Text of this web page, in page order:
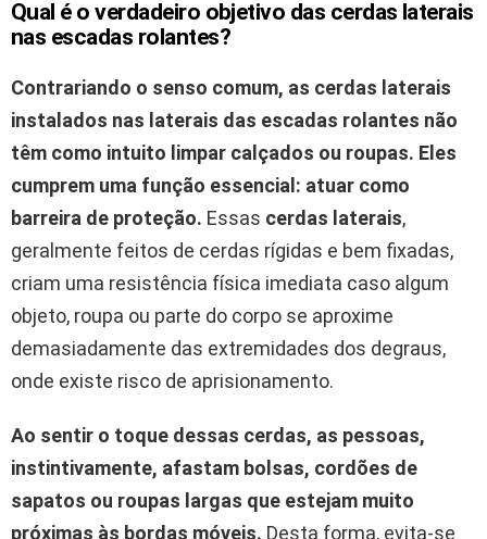
Qual é o verdadeiro objetivo das cerdas laterais
nas escadas rolantes?
Contrariando o senso comum, as cerdas laterais
instalados nas laterais das escadas rolantes não
têm como intuito limpar calçados ou roupas. Eles
cumprem uma função essencial: atuar como
barreira de proteção. Essas cerdas laterais,
geralmente feitos de cerdas rígidas e bem fixadas,
criam uma resistência física imediata caso algum
objeto, roupa ou parte do corpo se aproxime
demasiadamente das extremidades dos degraus,
onde existe risco de aprisionamento.
Ao sentir o toque dessas cerdas, as pessoas,
instintivamente, afastam bolsas, cordões de
sapatos ou roupas largas que estejam muito
próximas às bordas móveis. Desta forma, evita-se